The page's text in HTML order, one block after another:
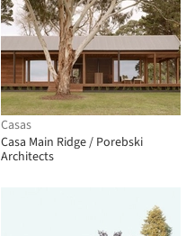
Casas
Casa Main Ridge / Porebski
Architects